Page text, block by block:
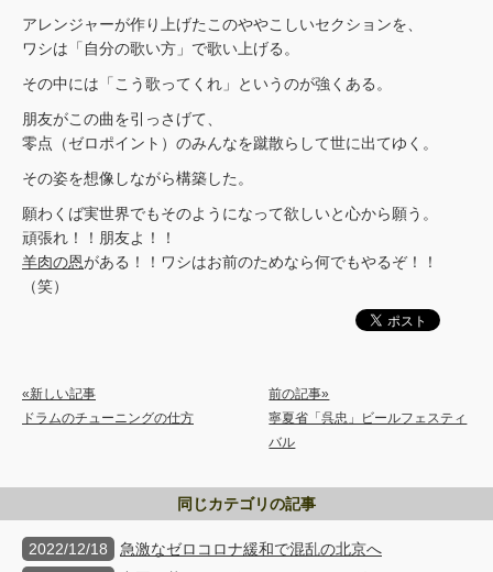
アレンジャーが作り上げたこのややこしいセクションを、
ワシは「自分の歌い方」で歌い上げる。
その中には「こう歌ってくれ」というのが強くある。
朋友がこの曲を引っさげて、
零点（ゼロポイント）のみんなを蹴散らして世に出てゆく。
その姿を想像しながら構築した。
願わくば実世界でもそのようになって欲しいと心から願う。
頑張れ！！朋友よ！！
羊肉の恩がある！！ワシはお前のためなら何でもやるぞ！！
（笑）
«新しい記事
ドラムのチューニングの仕方
前の記事»
寧夏省「呉忠」ビールフェスティ
バル
同じカテゴリの記事
2022/12/18
急激なゼロコロナ緩和で混乱の北京へ